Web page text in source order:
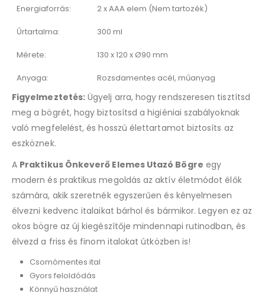
Energiaforrás: 2 x AAA elem (Nem tartozék)
Űrtartalma: 300 ml
Mérete: 130 x 120 x Ø90 mm
Anyaga: Rozsdamentes acél, műanyag
Figyelmeztetés: Ügyelj arra, hogy rendszeresen tisztítsd
meg a bögrét, hogy biztosítsd a higiéniai szabályoknak
való megfelelést, és hosszú élettartamot biztosíts az
eszköznek.
A Praktikus Önkeverő Elemes Utazó Bögre egy
modern és praktikus megoldás az aktív életmódot élők
számára, akik szeretnék egyszerűen és kényelmesen
élvezni kedvenc italaikat bárhol és bármikor. Legyen ez az
okos bögre az új kiegészítője mindennapi rutinodban, és
élvezd a friss és finom italokat útközben is!
Csomómentes ital
Gyors feloldódás
Könnyű használat